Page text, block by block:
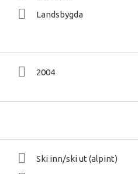
Landsbygda
2004
Ski inn/ski ut (alpint)